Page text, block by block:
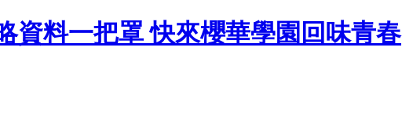
資料一把罩 快來櫻華學園回味青春